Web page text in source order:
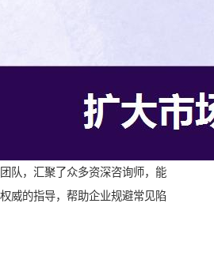
队，汇聚了众多资深咨询师，能
威的指导，帮助企业规避常见陷